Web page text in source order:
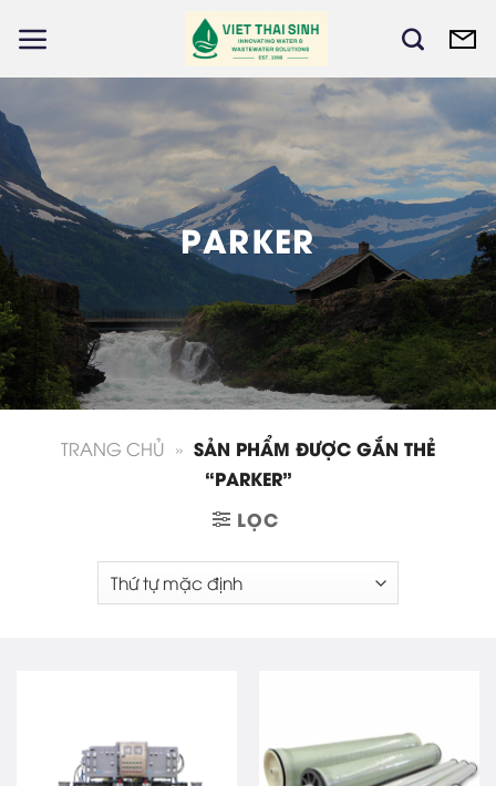
PARKER
TRANG CHỦ » SẢN PHẨM ĐƯỢC GẮN THẺ
“PARKER”
LỌC